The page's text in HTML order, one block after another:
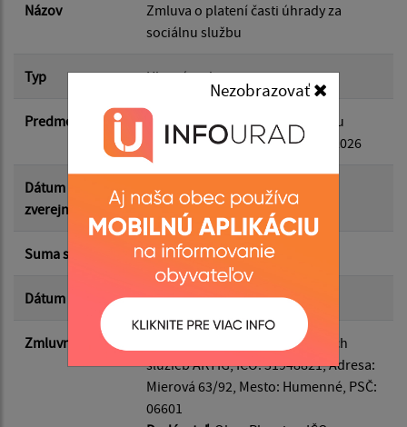
Nezobrazovať
Dátum do:
Suma od:
Suma do:
Typ:
Názov
Zmluva o platení časti úhrady za
sociálnu službu
Typ Hlavná zmluva
Predmet
platenie časti úhrady za sociálnu
službu od 01.05.2026 do 31.12.2026
Dátum
zverejnenia
22.05.2026
Suma s DPH* 30.00 €
Dátum uzavretia 20.05.2026
Zmluvná strana
: Zariadenie sociálnych
služieb AKTIG, IČO: 31948821, Adresa:
Mierová 63/92, Mesto: Humenné, PSČ:
06601